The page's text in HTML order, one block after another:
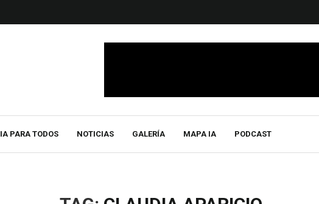
IA PARA TODOS NOTICIAS GALERÍA MAPA IA PODCAST